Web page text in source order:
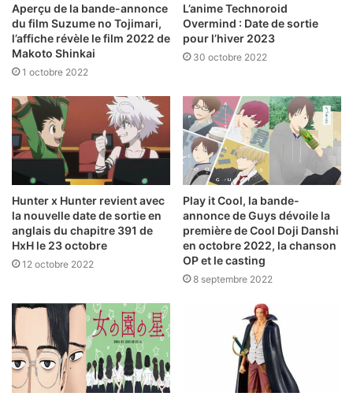
Aperçu de la bande-annonce
du film Suzume no Tojimari,
l’affiche révèle le film 2022 de
Makoto Shinkai
1 octobre 2022
L’anime Technoroid
Overmind : Date de sortie
pour l’hiver 2023
30 octobre 2022
Hunter x Hunter revient avec
la nouvelle date de sortie en
anglais du chapitre 391 de
HxH le 23 octobre
12 octobre 2022
Play it Cool, la bande-
annonce de Guys dévoile la
première de Cool Doji Danshi
en octobre 2022, la chanson
OP et le casting
8 septembre 2022